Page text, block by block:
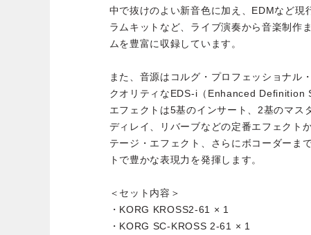
中で抜けのよい新音色に加え、EDMなど現
ラムキットなど、ライブ演奏から音楽制作
ムを豊富に収録しています。
また、音源はコルグ・プロフェッショナル
クオリティなEDS-i（Enhanced Definition
エフェクトは5基のインサート、2基のマス
ディレイ、リバーブなどの定番エフェクト
テージ・エフェクト、さらにボコーダーま
トで豊かな表現力を発揮します。
＜セット内容＞
・KORG KROSS2-61 × 1
・KORG SC-KROSS 2-61 × 1